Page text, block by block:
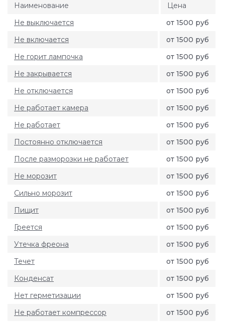
Наименование
Цена
Не выключается
от 1500 руб
Не включается
от 1500 руб
Не горит лампочка
от 1500 руб
Не закрывается
от 1500 руб
Не отключается
от 1500 руб
Не работает камера
от 1500 руб
Не работает
от 1500 руб
Постоянно отключается
от 1500 руб
После разморозки не работает
от 1500 руб
Не морозит
от 1500 руб
Сильно морозит
от 1500 руб
Пищит
от 1500 руб
Греется
от 1500 руб
Утечка фреона
от 1500 руб
Течет
от 1500 руб
Конденсат
от 1500 руб
Нет герметизации
от 1500 руб
Не работает компрессор
от 1500 руб